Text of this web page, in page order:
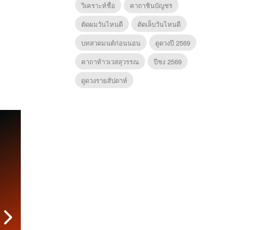
วิเคราะห์ชื่อ
คาถาชินบัญชร
ตัดผมวันไหนดี
ตัดเล็บวันไหนดี
บทสวดมนต์ก่อนนอน
ดูดวงปี 2569
คาถาท้าวเวสสุวรรณ
ปีชง 2569
ดูดวงรายสัปดาห์